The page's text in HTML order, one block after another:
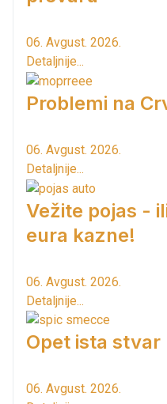
06. Avgust. 2026.
Detaljnije...
Problemi na
06. Avgust. 2026.
Detaljnije...
Vežite pojas -
eura kazne!
06. Avgust. 2026.
Detaljnije...
Opet ista stvar
06. Avgust. 2026.